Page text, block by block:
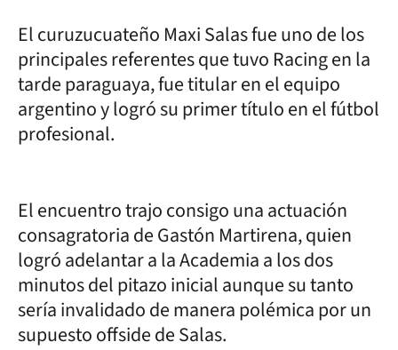
El curuzucuateño Maxi Salas fue uno de los
principales referentes que tuvo Racing en la
tarde paraguaya, fue titular en el equipo
argentino y logró su primer título en el fútbol
profesional.
El encuentro trajo consigo una actuación
consagratoria de Gastón Martirena, quien
logró adelantar a la Academia a los dos
minutos del pitazo inicial aunque su tanto
sería invalidado de manera polémica por un
supuesto offside de Salas.